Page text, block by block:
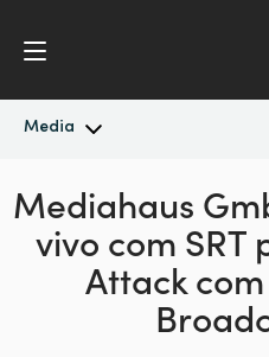
Media
Novidades
Arquivo
Imagens para Imprensa
Argentina
Australia
Austria
Mediahaus
vivo com SRT
Attack